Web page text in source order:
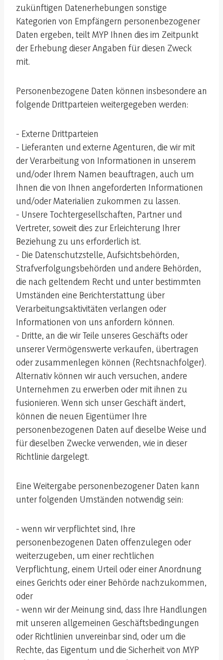
zukünftigen Datenerhebungen sonstige
Kategorien von Empfängern personenbezogener
Daten ergeben, teilt MYP Ihnen dies im Zeitpunkt
der Erhebung dieser Angaben für diesen Zweck
mit.
Personenbezogene Daten können insbesondere an
folgende Drittparteien weitergegeben werden:
- Externe Drittparteien
- Lieferanten und externe Agenturen, die wir mit
der Verarbeitung von Informationen in unserem
und/oder Ihrem Namen beauftragen, auch um
Ihnen die von Ihnen angeforderten Informationen
und/oder Materialien zukommen zu lassen.
- Unsere Tochtergesellschaften, Partner und
Vertreter, soweit dies zur Erleichterung Ihrer
Beziehung zu uns erforderlich ist.
- Die Datenschutzstelle, Aufsichtsbehörden,
Strafverfolgungsbehörden und andere Behörden,
die nach geltendem Recht und unter bestimmten
Umständen eine Berichterstattung über
Verarbeitungsaktivitäten verlangen oder
Informationen von uns anfordern können.
- Dritte, an die wir Teile unseres Geschäfts oder
unserer Vermögenswerte verkaufen, übertragen
oder zusammenlegen können (Rechtsnachfolger).
Alternativ können wir auch versuchen, andere
Unternehmen zu erwerben oder mit ihnen zu
fusionieren. Wenn sich unser Geschäft ändert,
können die neuen Eigentümer Ihre
personenbezogenen Daten auf dieselbe Weise und
für dieselben Zwecke verwenden, wie in dieser
Richtlinie dargelegt.
Eine Weitergabe personenbezogener Daten kann
unter folgenden Umständen notwendig sein:
- wenn wir verpflichtet sind, Ihre
personenbezogenen Daten offenzulegen oder
weiterzugeben, um einer rechtlichen
Verpflichtung, einem Urteil oder einer Anordnung
eines Gerichts oder einer Behörde nachzukommen,
oder
- wenn wir der Meinung sind, dass Ihre Handlungen
mit unseren allgemeinen Geschäftsbedingungen
oder Richtlinien unvereinbar sind, oder um die
Rechte, das Eigentum und die Sicherheit von MYP